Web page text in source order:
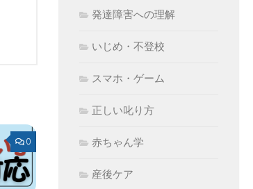
0
発達障害への理解
いじめ・不登校
スマホ・ゲーム
正しい叱り方
赤ちゃん学
産後ケア